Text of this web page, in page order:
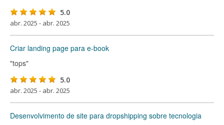
5.0
abr. 2025 - abr. 2025
Criar landing page para e-book
"tops"
5.0
abr. 2025 - abr. 2025
Desenvolvimento de site para dropshipping sobre tecnologia